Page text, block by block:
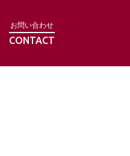
お問い合わせ
CONTACT